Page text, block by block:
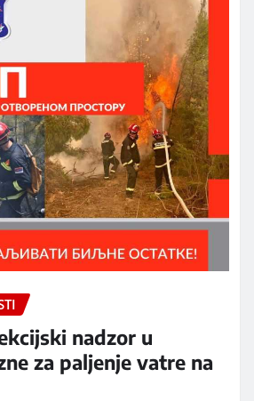
nadzor u
za paljenje vatre na